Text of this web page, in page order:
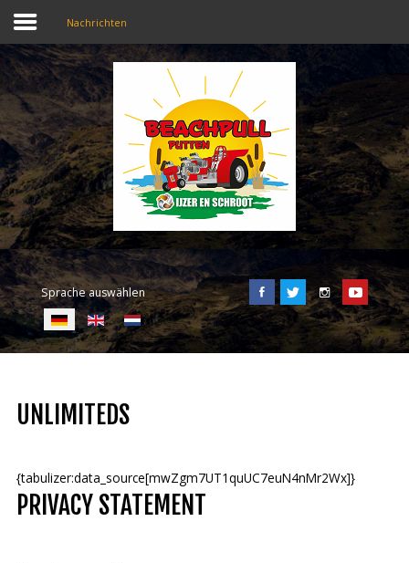
Home
Beachpull
Zugang und Ort
Aktivitäten
E-Tickets
Deutsch
Nachrichten
SEARCHOUR SITE
Sprache auswählen
UNLIMITEDS
{tabulizer:data_source[mwZgm7UT1quUC7euN4nMr2Wx]}
PRIVACY STATEMENT